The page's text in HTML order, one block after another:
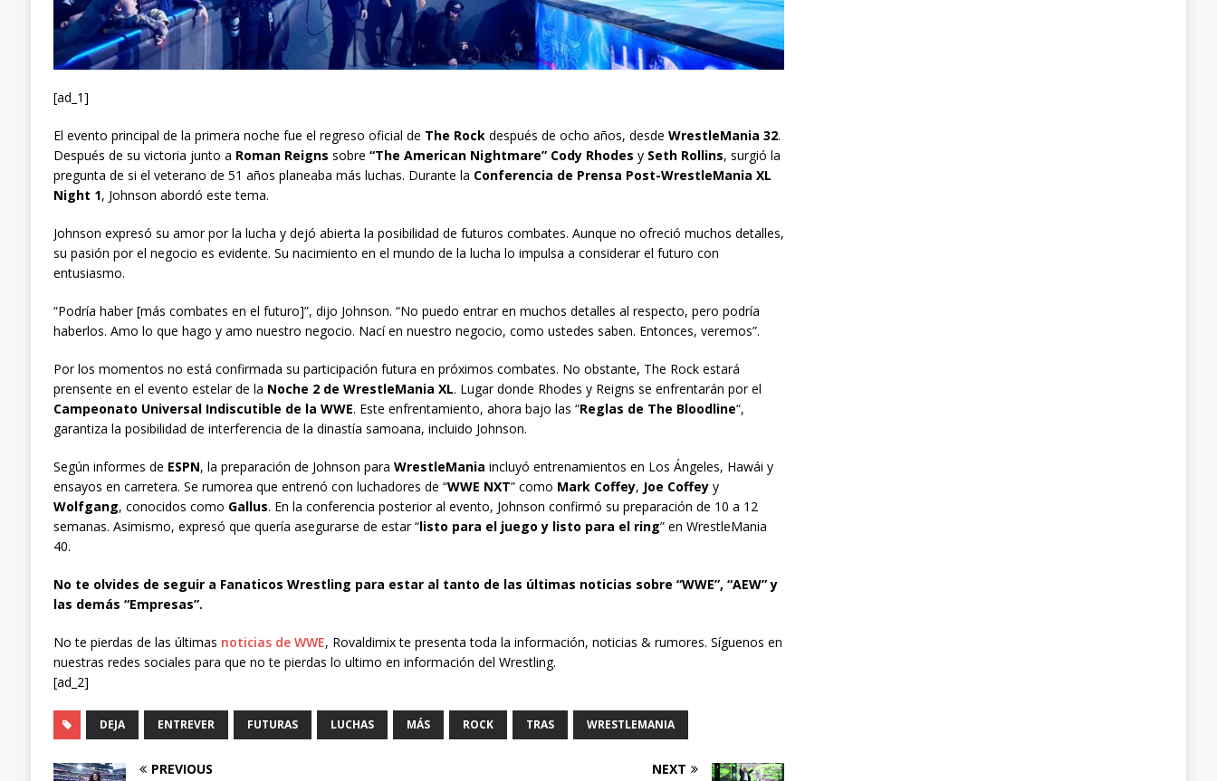
[ad_1]
El evento principal de la primera noche fue el regreso oficial de The Rockdespués de ocho años, desde WrestleMania 32.
Después de su victoria junto a Roman Reigns sobre “The American Nightmare” Cody Rhodes y Seth Rollins, surgió la
pregunta de si el veterano de 51 años planeaba más luchas. Durante la Conferencia de Prensa Post-WrestleMania XL
Night 1, Johnson abordó este tema.
Johnson expresó su amor por la lucha y dejó abierta la posibilidad de futuros combates. Aunque no ofreció muchos detalles,
su pasión por el negocio es evidente. Su nacimiento en el mundo de la lucha lo impulsa a considerar el futuro con
entusiasmo.
“Podría haber [más combates en el futuro]”, dijo Johnson. “No puedo entrar en muchos detalles al respecto, pero podría
haberlos. Amo lo que hago y amo nuestro negocio. Nací en nuestro negocio, como ustedes saben. Entonces, veremos”.
Por los momentos no está confirmada su participación futura en próximos combates. No obstante, The Rock estará
prensente en el evento estelar de la Noche 2 de WrestleMania XL. Lugar donde Rhodes y Reigns se enfrentarán por el
Campeonato Universal Indiscutible de la WWE. Este enfrentamiento, ahora bajo las “Reglas de The Bloodline“,
garantiza la posibilidad de interferencia de la dinastía samoana, incluido Johnson.
Según informes de ESPN, la preparación de Johnson para WrestleMania incluyó entrenamientos en Los Ángeles, Hawái y
ensayos en carretera. Se rumorea que entrenó con luchadores de “WWE NXT” como Mark Coffey, Joe Coffeyy
Wolfgang, conocidos como Gallus. En la conferencia posterior al evento, Johnson confirmó su preparación de 10 a 12
semanas. Asimismo, expresó que quería asegurarse de estar “listo para el juego y listo para el ring” en WrestleMania
40.
No te olvides de seguir a Fanaticos Wrestling para estar al tanto de las últimas noticias sobre “WWE”, “AEW” y
las demás “Empresas”.
No te pierdas de las últimas noticias de WWE, Rovaldimix te presenta toda la información, noticias & rumores. Síguenos en
nuestras redes sociales para que no te pierdas lo ultimo en información del Wrestling.
[ad_2]
DEJA ENTREVER FUTURAS LUCHAS MÁS ROCK TRAS WRESTLEMANIA
PREVIOUS NEXT